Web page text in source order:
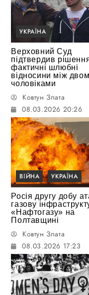
УКРАЇНА
Верховний Суд
підтвердив
фактичні шлюбні
відносини між
чоловіками
Ковтун Злата
08.03.2026 20:26
ВІЙНА УКРАЇНА
Росія другу добу
газову
«Нафтогазу» на
Полтавщині
Ковтун Злата
08.03.2026 17:23